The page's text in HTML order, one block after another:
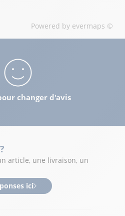
Powered by evermaps ©
changer d'avis
article, une livraison, un
ici